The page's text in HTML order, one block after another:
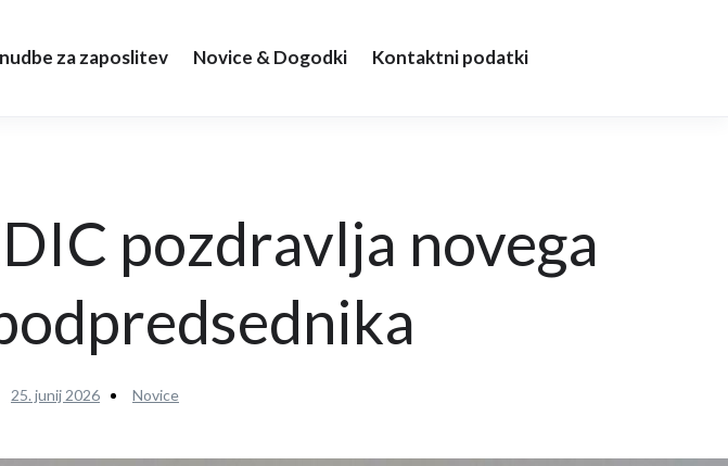
za zaposlitev Novice & Dogodki Kontaktni podatki
pozdravlja novega
25. junij 2026 Novice